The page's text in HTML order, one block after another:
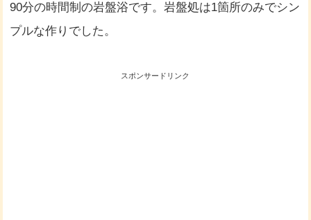
90分の時間制の岩盤浴です。岩盤処は1箇所のみでシン
プルな作りでした。
スポンサードリンク